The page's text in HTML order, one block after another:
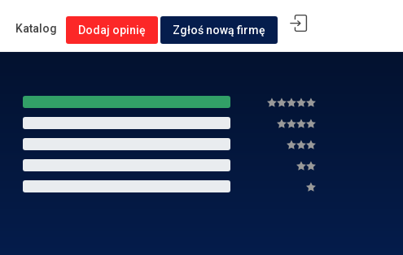
Katalog Dodaj opinię Zgłoś nową firmę